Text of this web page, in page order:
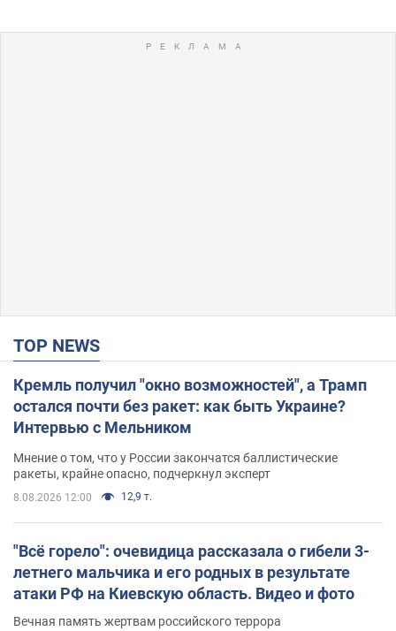
TOP NEWS
Кремль получил "окно возможностей", а Трамп
остался почти без ракет: как быть Украине?
Интервью с Мельником
Мнение о том, что у России закончатся баллистические
ракеты, крайне опасно, подчеркнул эксперт
8.08.2026 12:00 12,9 т.
"Всё горело": очевидица рассказала о гибели 3-
летнего мальчика и его родных в результате
атаки РФ на Киевскую область. Видео и фото
Вечная память жертвам российского террора